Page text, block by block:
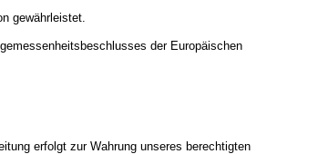
gewährleistet.
der Europäischen
erfolgt zur Wahrung unseres berechtigten